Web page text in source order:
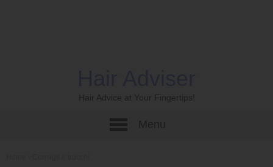
Hair Advice at Your Fingertips!